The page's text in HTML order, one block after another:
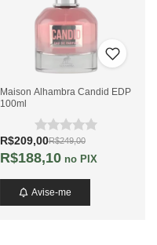
Maison Alhambra Candid EDP
100ml
R$209,00R$249,00
R$188,10no PIX
Avise-me